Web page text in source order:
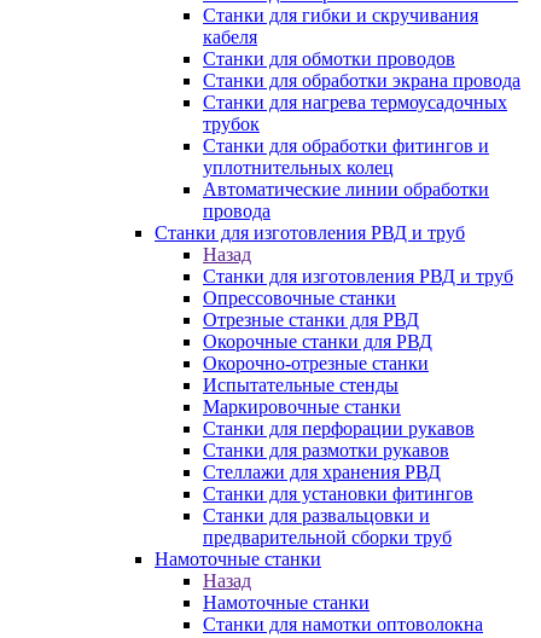
Станки для гибки и скручивания
кабеля
Станки для обмотки проводов
Станки для обработки экрана провода
Станки для нагрева термоусадочных
трубок
Станки для обработки фитингов и
уплотнительных колец
Автоматические линии обработки
провода
Станки для изготовления РВД и труб
Назад
Станки для изготовления РВД и труб
Опрессовочные станки
Отрезные станки для РВД
Окорочные станки для РВД
Окорочно-отрезные станки
Испытательные стенды
Маркировочные станки
Станки для перфорации рукавов
Станки для размотки рукавов
Стеллажи для хранения РВД
Станки для установки фитингов
Станки для развальцовки и
предварительной сборки труб
Намоточные станки
Назад
Намоточные станки
Станки для намотки оптоволокна